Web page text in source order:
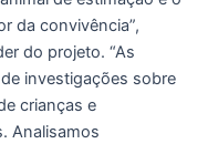
da convivência”,
do projeto. “As
investigações sobre
crianças e
Analisamos